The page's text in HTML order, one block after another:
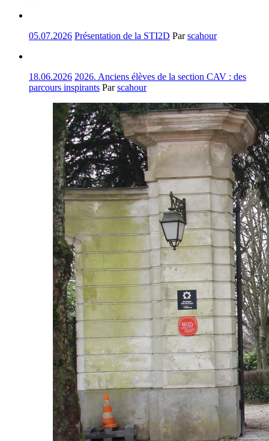
05.07.2026 Présentation de la STI2D Parscahour
18.06.2026 2026. Anciens élèves de la section CAV : des
parcours inspirants Parscahour